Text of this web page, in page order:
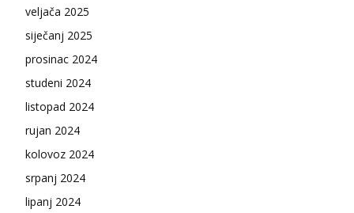
veljača 2025
siječanj 2025
prosinac 2024
studeni 2024
listopad 2024
rujan 2024
kolovoz 2024
srpanj 2024
lipanj 2024